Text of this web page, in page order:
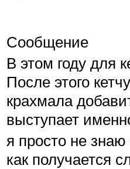
Сообщение
В этом году для
После этого
крахмала
выступает
я просто не
как получается